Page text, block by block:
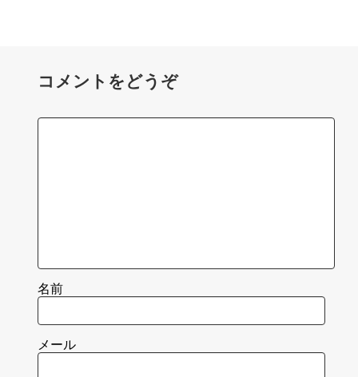
コメントをどうぞ
名前
メール